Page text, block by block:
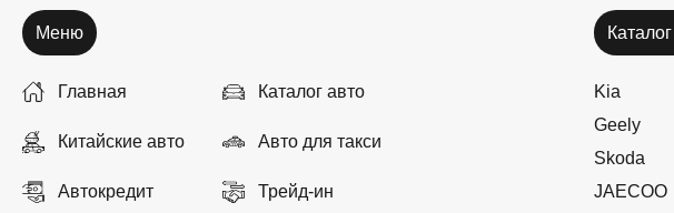
Меню
Главная Каталог авто
Китайские авто Авто для такси
Автокредит Трейд-ин
Kia
Geely
Skoda
JAECOO